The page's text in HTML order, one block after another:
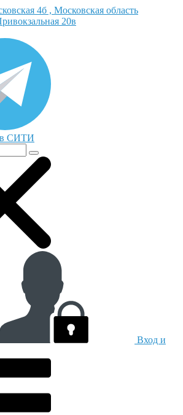
4б , Московская область
20в
СИТИ
Вход и